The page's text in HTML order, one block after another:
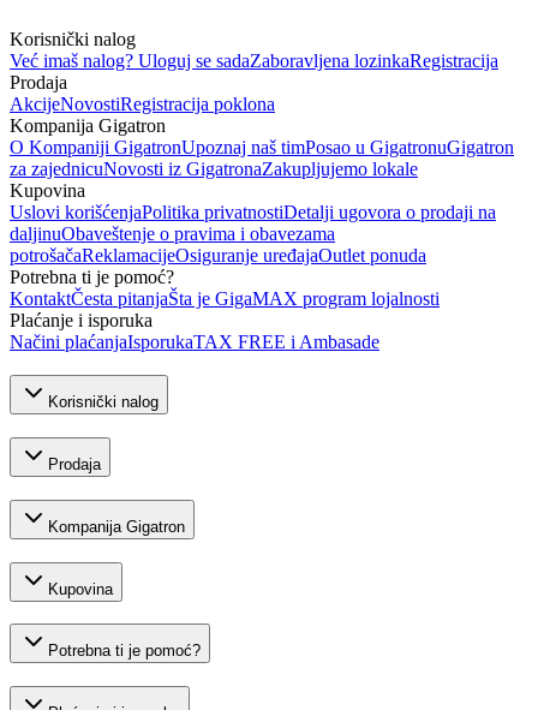
Korisnički nalog
Već imaš nalog? Uloguj se sadaZaboravljena lozinkaRegistracija
Prodaja
AkcijeNovostiRegistracija poklona
Kompanija Gigatron
O Kompaniji GigatronUpoznaj naš timPosao u GigatronuGigatron
za zajednicuNovosti iz GigatronaZakupljujemo lokale
Kupovina
Uslovi korišćenjaPolitika privatnostiDetalji ugovora o prodaji na
daljinuObaveštenje o pravima i obavezama
potrošačaReklamacijeOsiguranje uređajaOutlet ponuda
Potrebna ti je pomoć?
KontaktČesta pitanjaŠta je GigaMAX program lojalnosti
Plaćanje i isporuka
Načini plaćanjaIsporukaTAX FREE i Ambasade
Korisnički nalog
Prodaja
Kompanija Gigatron
Kupovina
Potrebna ti je pomoć?